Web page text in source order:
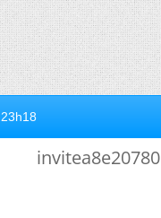
23h18
invitea8e20780